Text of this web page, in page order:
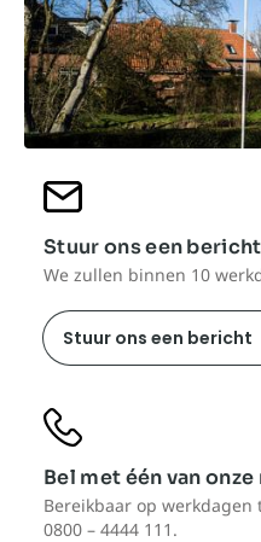
Stuur ons een bericht
We zullen binnen 10
Stuur ons een bericht
Bel met één van
Bereikbaar op werkdagen
0800 – 4444 111.